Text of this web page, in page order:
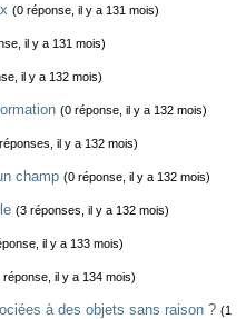
(0 réponse, il y a 131 mois)
il y a 131 mois)
il y a 132 mois)
(0 réponse, il y a 132 mois)
il y a 132 mois)
champ (0 réponse, il y a 132 mois)
(3 réponses, il y a 132 mois)
il y a 133 mois)
réponse, il y a 134 mois)
à des objets sans raison ? (1